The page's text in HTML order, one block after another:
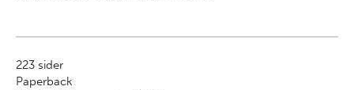
223 sider
Paperback